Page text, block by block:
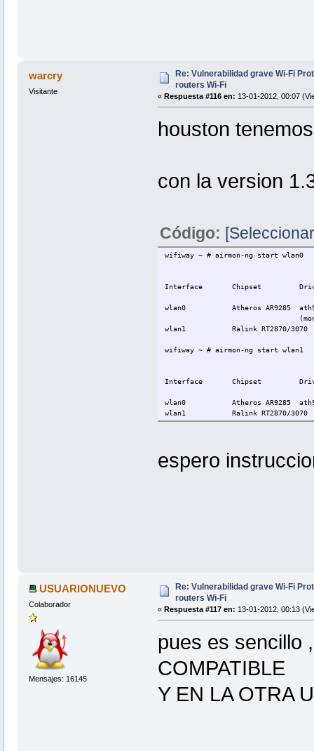
warcry
Visitante
Re: Vulnerabilidad grave Wi-Fi
routers Wi-Fi
« Respuesta #116 en: 13-01-2012, 00:07
houston
con la version
Código:
wifiway ~ # airmon-ng start wlan0
Interface Chipset
wlan0 Atheros AR9285
(monitor mode
wlan1 Ralink RT2870/3070
wifiway ~ # airmon-ng start wlan1
Interface Chipset
wlan0 Atheros AR9285
wlan1 Ralink RT2870/3070
(monitor mode
wifiway ~ # walsh -i mon1 -C
espero
USUARIONUEVO
Colaborador
Mensajes: 16145
Re: Vulnerabilidad grave Wi-Fi
routers Wi-Fi
« Respuesta #117 en: 13-01-2012, 00:13
pues es sencillo
COMPATIBLE
Y EN LA OTRA